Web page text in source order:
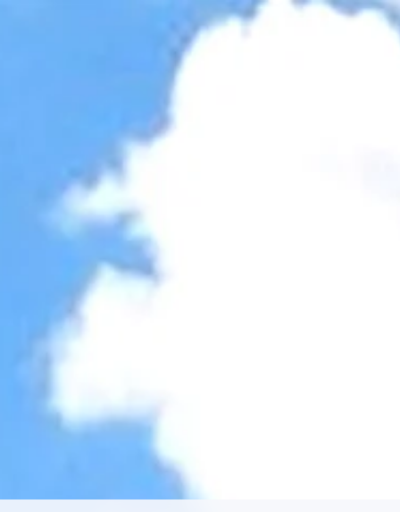
Monochrome
Dark contrast
Light contrast
High saturation
Highlight links
Content scaling 100%
Font size 100